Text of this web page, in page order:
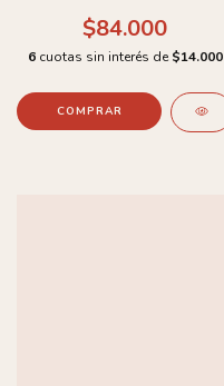
$84.000
6 cuotas sin interés de $14.000
COMPRAR